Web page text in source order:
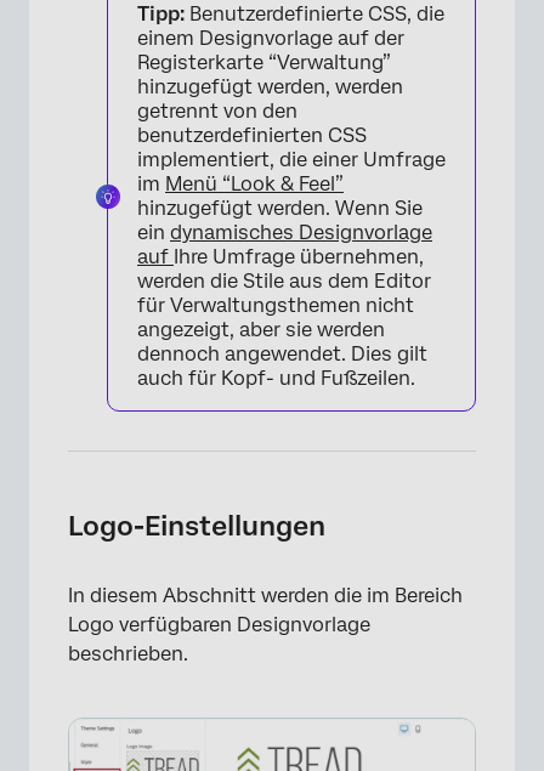
Tipp: Benutzerdefinierte CSS, die
einem Designvorlage auf der
Registerkarte “Verwaltung”
hinzugefügt werden, werden
getrennt von den
benutzerdefinierten CSS
implementiert, die einer Umfrage
im Menü “Look & Feel”
hinzugefügt werden. Wenn Sie
ein dynamisches Designvorlage
auf Ihre Umfrage übernehmen,
werden die Stile aus dem Editor
für Verwaltungsthemen nicht
angezeigt, aber sie werden
dennoch angewendet. Dies gilt
auch für Kopf- und Fußzeilen.
Logo-Einstellungen
In diesem Abschnitt werden die im Bereich
Logo verfügbaren Designvorlage
beschrieben.